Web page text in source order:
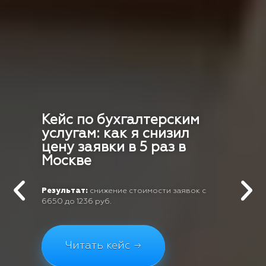
Кейс по бухгалтерским
услугам: как я снизил
цену заявки в 5 раз в
Москве
Результат: снижение стоимости заявок с
6650 до 1236 руб.
Читать кейс →